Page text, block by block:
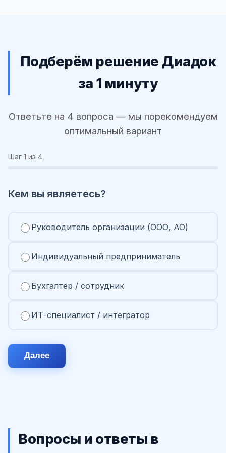
Подберём решение Диадок
за 1 минуту
Ответьте на 4 вопроса — мы порекомендуем
оптимальный вариант
Шаг 1 из 4
Кем вы являетесь?
Руководитель организации (ООО, АО)
Индивидуальный предприниматель
Бухгалтер / сотрудник
ИТ-специалист / интегратор
Далее
Вопросы и ответы в